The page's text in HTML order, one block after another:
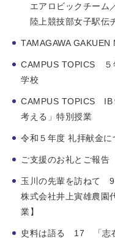
エアロビックチーム
陸上競技部女子駅伝
TAMAGAWA GAKUEN
CAMPUS TOPICS ５
学校
CAMPUS TOPICS IB
考える」特別授業
令和５年度 礼拝献金
ご支援のお礼とご報告
玉川の先輩を訪ねて
株式会社井上寅雄農園
業】
史料は語る 17 「志